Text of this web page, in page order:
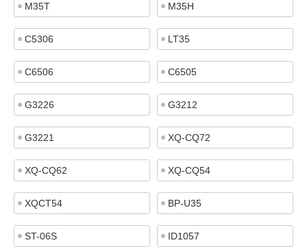
M35T M35H
C5306 LT35
C6506 C6505
G3226 G3212
G3221 XQ-CQ72
XQ-CQ62 XQ-CQ54
XQCT54 BP-U35
ST-06S ID1057